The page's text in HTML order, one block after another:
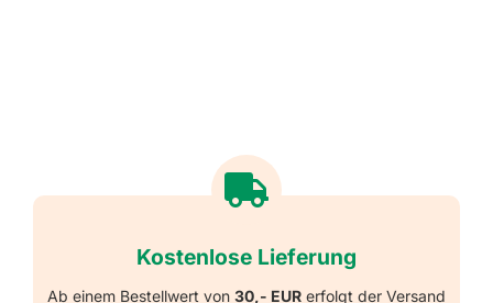
Kostenlose Lieferung
Ab einem Bestellwert von 30,- EUR erfolgt der Versand